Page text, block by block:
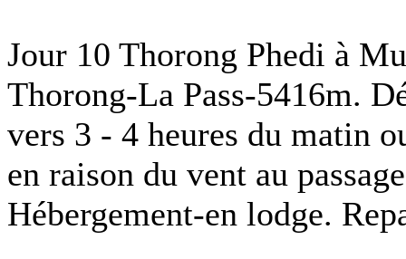
Jour 10 Thorong Phedi à
Thorong-La Pass-5416m.
vers 3 - 4 heures du matin
en raison du vent au
Hébergement-en lodge.